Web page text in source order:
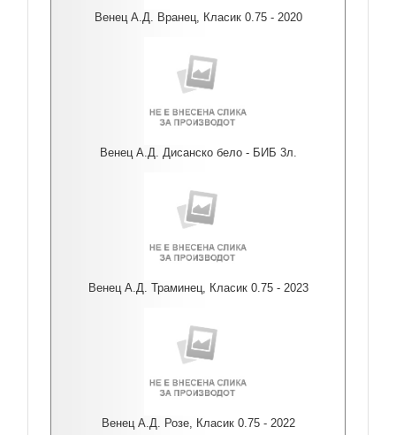
Венец А.Д. Вранец, Класик 0.75 - 2020
Венец А.Д. Дисанско бело - БИБ 3л.
Венец А.Д. Траминец, Класик 0.75 - 2023
Венец А.Д. Розе, Класик 0.75 - 2022